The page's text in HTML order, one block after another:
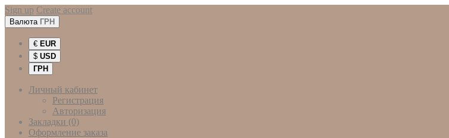
Sign up Create account
Валюта ГРН
€ EUR
$ USD
ГРН
Личный кабинет
Регистрация
Авторизация
Закладки (0)
Оформление заказа